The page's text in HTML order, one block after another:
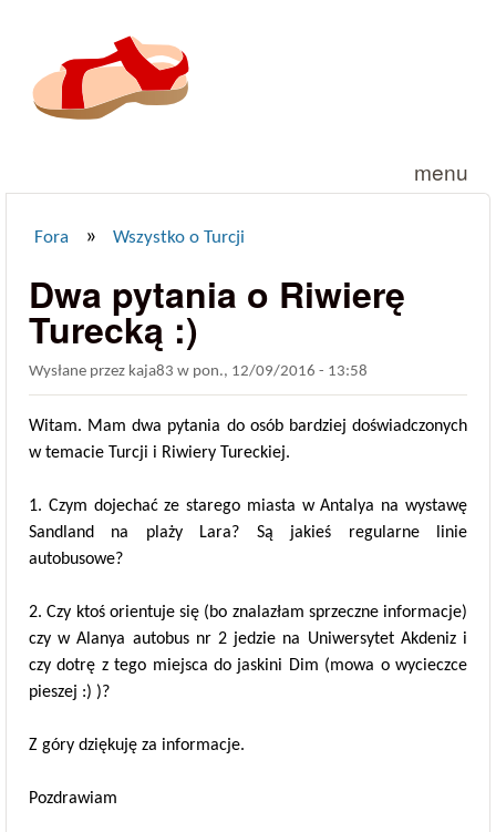
menu
Fora » Wszystko o Turcji
Dwa pytania o Riwierę
Turecką :)
Wysłane przez kaja83 w pon., 12/09/2016 - 13:58
Witam. Mam dwa pytania do osób bardziej doświadczonych
w temacie Turcji i Riwiery Tureckiej.
1. Czym dojechać ze starego miasta w Antalya na wystawę
Sandland na plaży Lara? Są jakieś regularne linie
autobusowe?
2. Czy ktoś orientuje się (bo znalazłam sprzeczne informacje)
czy w Alanya autobus nr 2 jedzie na Uniwersytet Akdeniz i
czy dotrę z tego miejsca do jaskini Dim (mowa o wycieczce
pieszej :) )?
Z góry dziękuję za informacje.
Pozdrawiam